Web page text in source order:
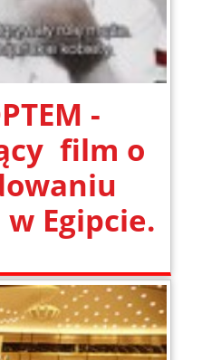
-
film o
Egipcie.